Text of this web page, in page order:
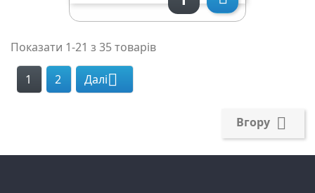
Показати 1-21 з 35 товарів
1 2 Далі
Вгору 